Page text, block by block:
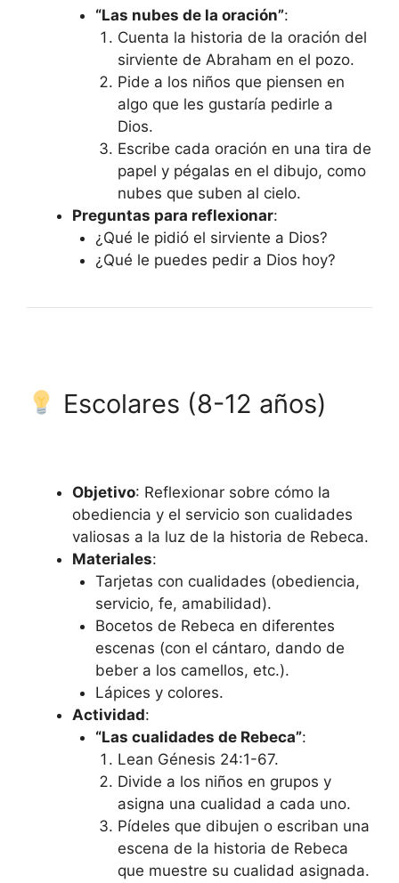
“Las nubes de la oración”:
Cuenta la historia de la oración del
sirviente de Abraham en el pozo.
Pide a los niños que piensen en
algo que les gustaría pedirle a
Dios.
Escribe cada oración en una tira de
papel y pégalas en el dibujo, como
nubes que suben al cielo.
Preguntas para reflexionar:
¿Qué le pidió el sirviente a Dios?
¿Qué le puedes pedir a Dios hoy?
Escolares (8-12 años)
Objetivo: Reflexionar sobre cómo la
obediencia y el servicio son cualidades
valiosas a la luz de la historia de Rebeca.
Materiales:
Tarjetas con cualidades (obediencia,
servicio, fe, amabilidad).
Bocetos de Rebeca en diferentes
escenas (con el cántaro, dando de
beber a los camellos, etc.).
Lápices y colores.
Actividad:
“Las cualidades de Rebeca”:
Lean Génesis 24:1-67.
Divide a los niños en grupos y
asigna una cualidad a cada uno.
Pídeles que dibujen o escriban una
escena de la historia de Rebeca
que muestre su cualidad asignada.